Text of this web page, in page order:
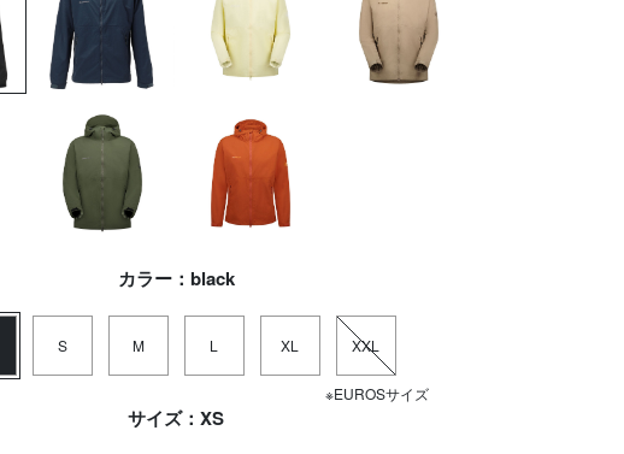
カラー：black
S M L XL XXL
※EUROSサイズ
サイズ：XS